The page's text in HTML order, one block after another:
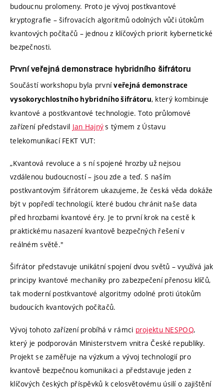
budoucnu prolomeny. Proto je vývoj postkvantové
kryptografie – šifrovacích algoritmů odolných vůči útokům
kvantových počítačů – jednou z klíčových priorit kybernetické
bezpečnosti.
První veřejná demonstrace hybridního šifrátoru
Součástí workshopu byla první veřejná demonstrace
vysokorychlostního hybridního šifrátoru, který kombinuje
kvantové a postkvantové technologie. Toto průlomové
zařízení představil Jan Hajnýs týmem z Ústavu
telekomunikací FEKT VUT:
„Kvantová revoluce a s ní spojené hrozby už nejsou
vzdálenou budoucností – jsou zde a teď. S naším
postkvantovým šifrátorem ukazujeme, že česká věda dokáže
být v popředí technologií, které budou chránit naše data
před hrozbami kvantové éry. Je to první krok na cestě k
praktickému nasazení kvantově bezpečných řešení v
reálném světě."
Šifrátor představuje unikátní spojení dvou světů – využívá jak
principy kvantové mechaniky pro zabezpečení přenosu klíčů,
tak moderní postkvantové algoritmy odolné proti útokům
budoucích kvantových počítačů.
Vývoj tohoto zařízení probíhá v rámci projektu NESPOQ,
který je podporován Ministerstvem vnitra České republiky.
Projekt se zaměřuje na výzkum a vývoj technologií pro
kvantově bezpečnou komunikaci a představuje jeden z
klíčových českých příspěvků k celosvětovému úsilí o zajištění